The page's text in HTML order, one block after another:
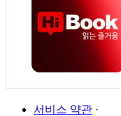
서비스 약관 ·